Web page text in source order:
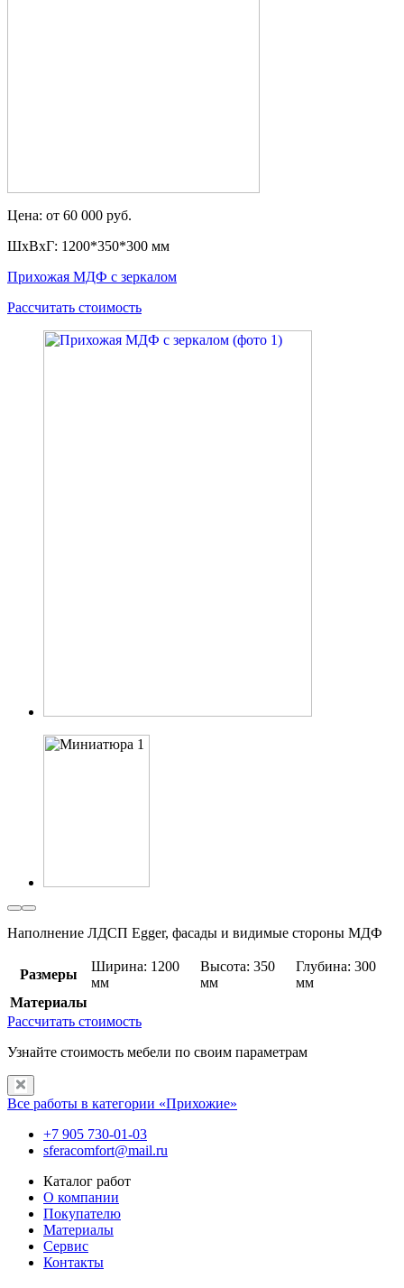
Цена: от 60 000 руб.
ШxВxГ: 1200*350*300 мм
Прихожая МДФ с зеркалом
Рассчитать стоимость
Наполнение ЛДСП Egger, фасады и видимые стороны МДФ
Размеры
Ширина: 1200
мм
Высота: 350
мм
Глубина: 300
мм
Материалы
Рассчитать стоимость
Узнайте стоимость мебели по своим параметрам
Все работы в категории «Прихожие»
+7 905 730-01-03
sferacomfort@mail.ru
Каталог работ
О компании
Покупателю
Материалы
Сервис
Контакты